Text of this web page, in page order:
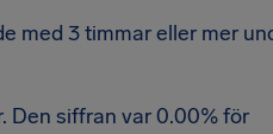
med 3 timmar eller mer
Den siffran var 0.00% för